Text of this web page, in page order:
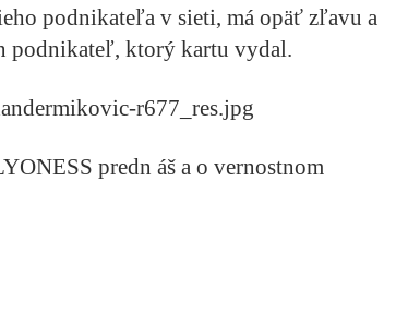
podnikateľa v sieti, má opäť zľavu a
podnikateľ, ktorý kartu vydal.
predn áš a o vernostnom